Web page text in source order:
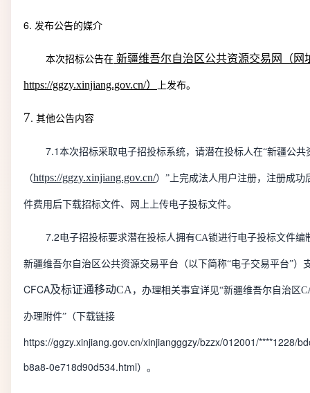
6. 发布公告的媒介
本次招标公告在 新疆维吾尔自治区公共资源交易网（网
https://ggzy.xinjiang.gov.cn/） 上发布。
7. 其他公告内容
7.1 本次招标采取电子招投标系统，请潜在投标人在“新疆公共
（https://ggzy.xinjiang.gov.cn/） ” 上完成法人用户注册，注册成
件费用后下载招标文件、网上上传电子投标文件。
7.2电子招投标要求潜在投标人拥有CA锁进行电子投标文件编
新疆维吾尔自治区公共资源交易平台（以下简称“电子交易平台”）
CFCA及标证通移动CA，办理相关事宜详见“新疆维吾尔自治区
办理附件” （下载链接
https://ggzy.xinjiang.gov.cn/xinjiangggzy/bzzx/012001/****1228/
b8a8-0e718d90d534.html）。